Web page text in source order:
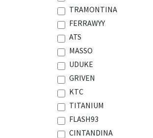
TRAMONTINA
FERRAWYY
ATS
MASSO
UDUKE
GRIVEN
KTC
TITANIUM
FLASH93
CINTANDINA